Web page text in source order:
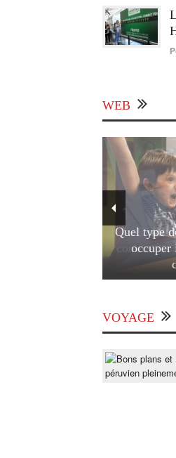
WEB
Quel type
occuper
VOYAGE